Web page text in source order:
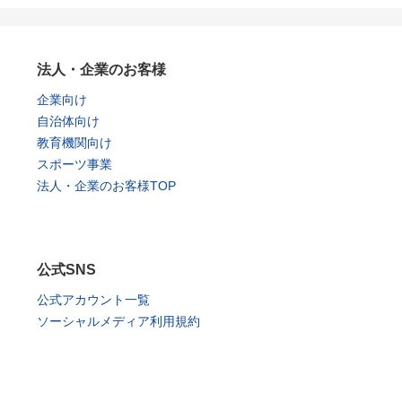
法人・企業のお客様
企業向け
自治体向け
教育機関向け
スポーツ事業
法人・企業のお客様TOP
公式SNS
公式アカウント一覧
ソーシャルメディア利用規約